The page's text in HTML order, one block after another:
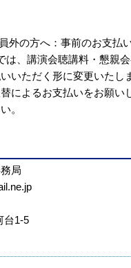
外の方へ：事前のお支払
、講演会聴講料・懇親
いただく形に変更いたし
によるお支払いをお願
。
局
台1-5